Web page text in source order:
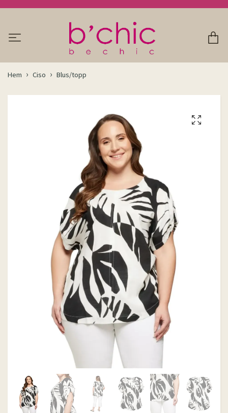
Hem Ciso Blus/topp